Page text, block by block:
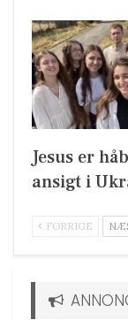
Jesus er
ansigt i
FORRIGE